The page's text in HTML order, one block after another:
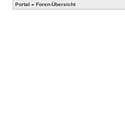
Portal » Foren-Übersicht